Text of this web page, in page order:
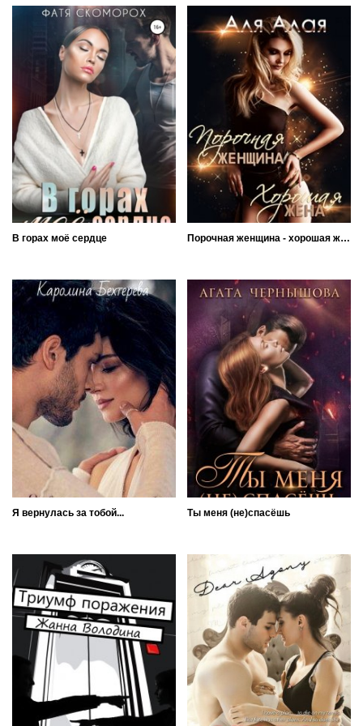
В горах моё сердце Порочная женщина - хорошая жена
Я вернулась за тобой... Ты меня (не)спасёшь